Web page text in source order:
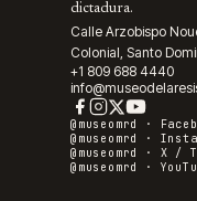
dictadura.
Calle Arzobispo
Colonial, Santo
+1 809 688 4440
@museomrd ·
@museomrd ·
@museomrd · X /
@museomrd ·